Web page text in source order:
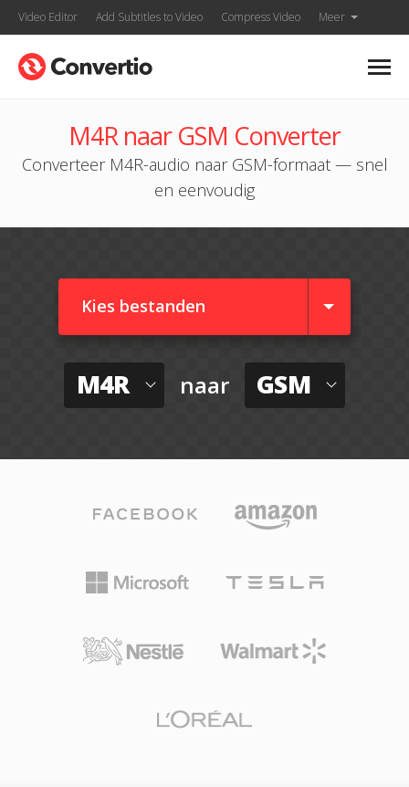
Video Editor Add Subtitles to Video Compress Video Meer
M4R naar GSM Converter
Converteer M4R-audio naar GSM-formaat — snel
en eenvoudig
Kies bestanden
M4R naar GSM